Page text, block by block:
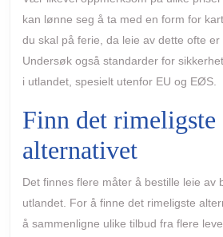
kan lønne seg å ta med en form for
du skal på ferie, da leie av dette ofte er
Undersøk også standarder for
i utlandet, spesielt utenfor EU og EØS.
Finn det rimeligste
alternativet
Det finnes flere måter å bestille leie av
utlandet. For å finne det rimeligste
å sammenligne ulike tilbud fra flere